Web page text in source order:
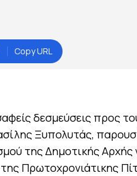
Copy URL
δεσμεύσεις προς
Ξυπολυτάς,
της Δημοτικής Αρχής
Πρωτοχρονιάτικης